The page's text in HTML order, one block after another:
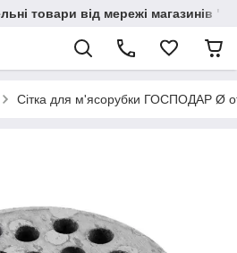
товари від мережі магазинів
Сітка для м'ясорубки ГОСПОДАР Ø